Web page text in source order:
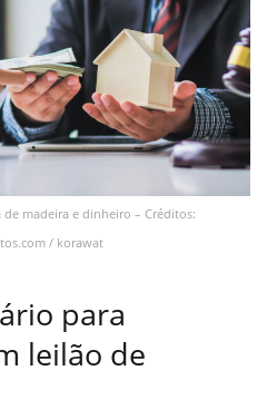
madeira e dinheiro – Créditos:
/ korawat
para
leilão de